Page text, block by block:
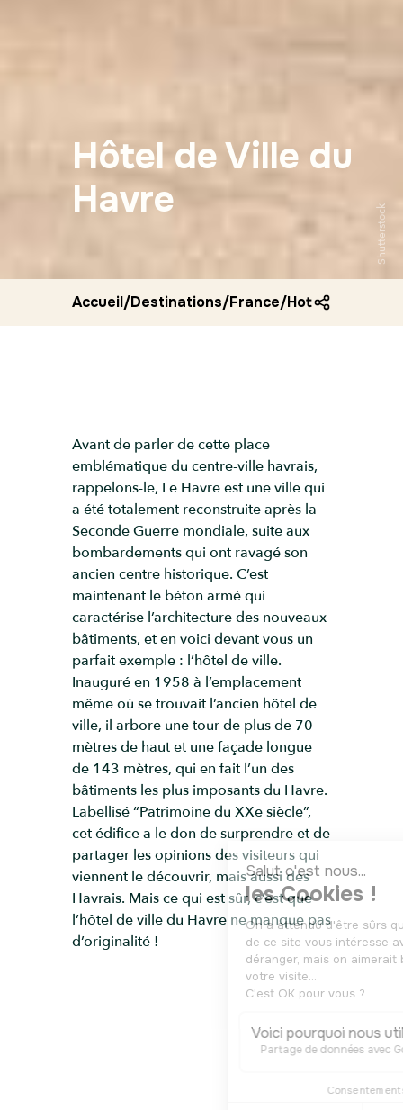
Hôtel de Ville du
Havre
Shutterstock
Accueil/Destinations/France/Hotel de ville
Avant de parler de cette place
emblématique du centre-ville havrais,
rappelons-le, Le Havre est une ville qui
a été totalement reconstruite après la
Seconde Guerre mondiale, suite aux
bombardements qui ont ravagé son
ancien centre historique. C’est
maintenant le béton armé qui
caractérise l’architecture des nouveaux
bâtiments, et en voici devant vous un
parfait exemple : l’hôtel de ville.
Inauguré en 1958 à l’emplacement
même où se trouvait l’ancien hôtel de
ville, il arbore une tour de plus de 70
mètres de haut et une façade longue
de 143 mètres, qui en fait l’un des
bâtiments les plus imposants du Havre.
Labellisé “Patrimoine du XXe siècle”,
cet édifice a le don de surprendre et de
partager les opinions des visiteurs qui
viennent le découvrir, mais aussi des
Havrais. Mais ce qui est sûr, c’est que
l’hôtel de ville du Havre ne manque pas
d’originalité !